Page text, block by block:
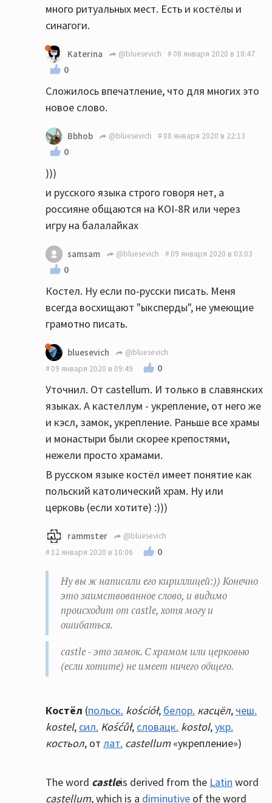
много ритуальных мест. Есть и костёлы и
синагоги.
Katerina @bluesevich 08 января 2020 в 18:47
0
Сложилось впечатление, что для многих это
новое слово.
Bbhob @bluesevich 08 января 2020 в 22:13
0
)))
и русского языка строго говоря нет, а
россияне общаются на KOI-8R или через
игру на балалайках
samsam @bluesevich 09 января 2020 в 03:03
0
Костел. Ну если по-русски писать. Меня
всегда восхищают "ыксперды", не умеющие
грамотно писать.
bluesevich
@bluesevich
09 января 2020 в 09:49
0
Уточнил. От castellum. И только в славянских
языках. А кастеллум - укрепление, от него же
и кэсл, замок, укрепление. Раньше все храмы
и монастыри были скорее крепостями,
нежели просто храмами.
В русском языке костёл имеет понятие как
польский католический храм. Ну или
церковь (если хотите) :)))
rammster
@bluesevich
12 января 2020 в 10:06
0
Ну вы ж написали его кириллицей:)) Конечно
это заимствованное слово, и видимо
происходит от castle, хотя могу и
ошибаться.
castle - это замок. С храмом или церковью
(если хотите) не имеет ничего общего.
Костёл (польск. kościół, белор. касцёл, чеш.
kostel, сил. Kośćůł, словацк. kostol,укр.
костьол, от лат. castellum«укрепление»)
The word castleis derived from the Latin word
castellum, which is a diminutive of the word